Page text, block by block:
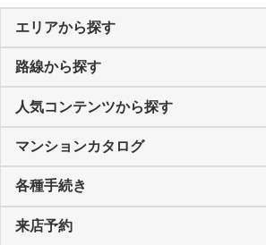
エリアから探す
路線から探す
人気コンテンツから探す
マンションカタログ
各種手続き
来店予約